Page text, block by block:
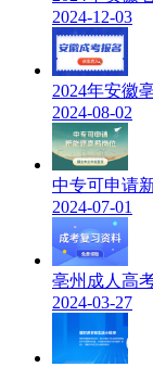
2024-12-03
2024年安徽
2024-08-02
中专可申请
2024-07-01
亳州成人高
2024-03-27